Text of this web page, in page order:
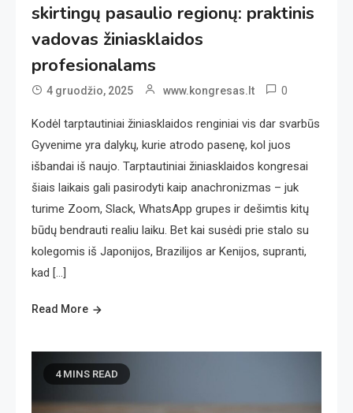
skirtingų pasaulio regionų: praktinis
vadovas žiniasklaidos
profesionalams
4 gruodžio, 2025 www.kongresas.lt 0
Kodėl tarptautiniai žiniasklaidos renginiai vis dar svarbūs
Gyvenime yra dalykų, kurie atrodo pasenę, kol juos
išbandai iš naujo. Tarptautiniai žiniasklaidos kongresai
šiais laikais gali pasirodyti kaip anachronizmas – juk
turime Zoom, Slack, WhatsApp grupes ir dešimtis kitų
būdų bendrauti realiu laiku. Bet kai susėdi prie stalo su
kolegomis iš Japonijos, Brazilijos ar Kenijos, supranti,
kad […]
Read More
4 MINS READ